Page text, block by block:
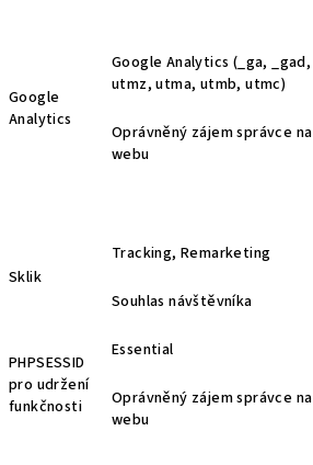
Google
Analytics
Google Analytics (_ga,
utmz, utma, utmb, utmc)
Oprávněný zájem správce
webu
Sklik
Tracking, Remarketing
Souhlas návštěvníka
PHPSESSID
pro udržení
funkčnosti
Essential
Oprávněný zájem správce
webu